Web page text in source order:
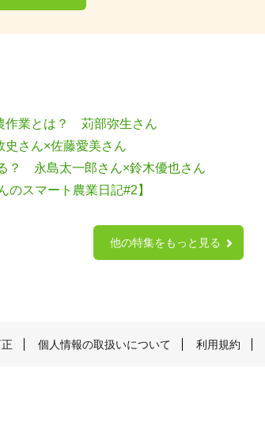
作業とは？ 苅部弥生さん
さん×佐藤愛美さん
？ 永島太一郎さん×鈴木優也さん
スマート農業日記#2】
他の特集をもっと見る
個人情報の取扱いについて 利用規約